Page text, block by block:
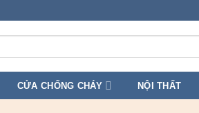
CỬA CHỐNG CHÁY NỘI THẤT